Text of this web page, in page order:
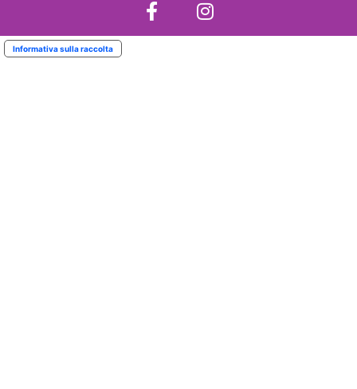
Informativa sulla raccolta